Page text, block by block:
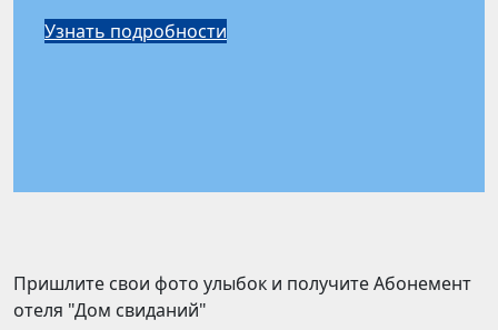
Узнать подробности
Пришлите свои фото улыбок и получите Абонемент
отеля "Дом свиданий"